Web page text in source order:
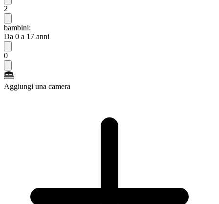
2
bambini:
Da 0 a 17 anni
0
Aggiungi una camera